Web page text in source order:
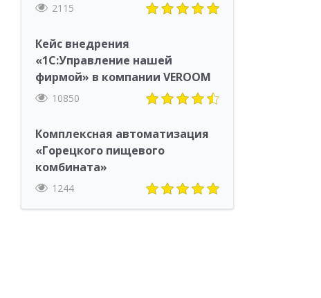
2115
Кейс внедрения
«1С:Управление нашей
фирмой» в компании VEROOM
10850
Комплексная автоматизация
«Горецкого пищевого
комбината»
1244